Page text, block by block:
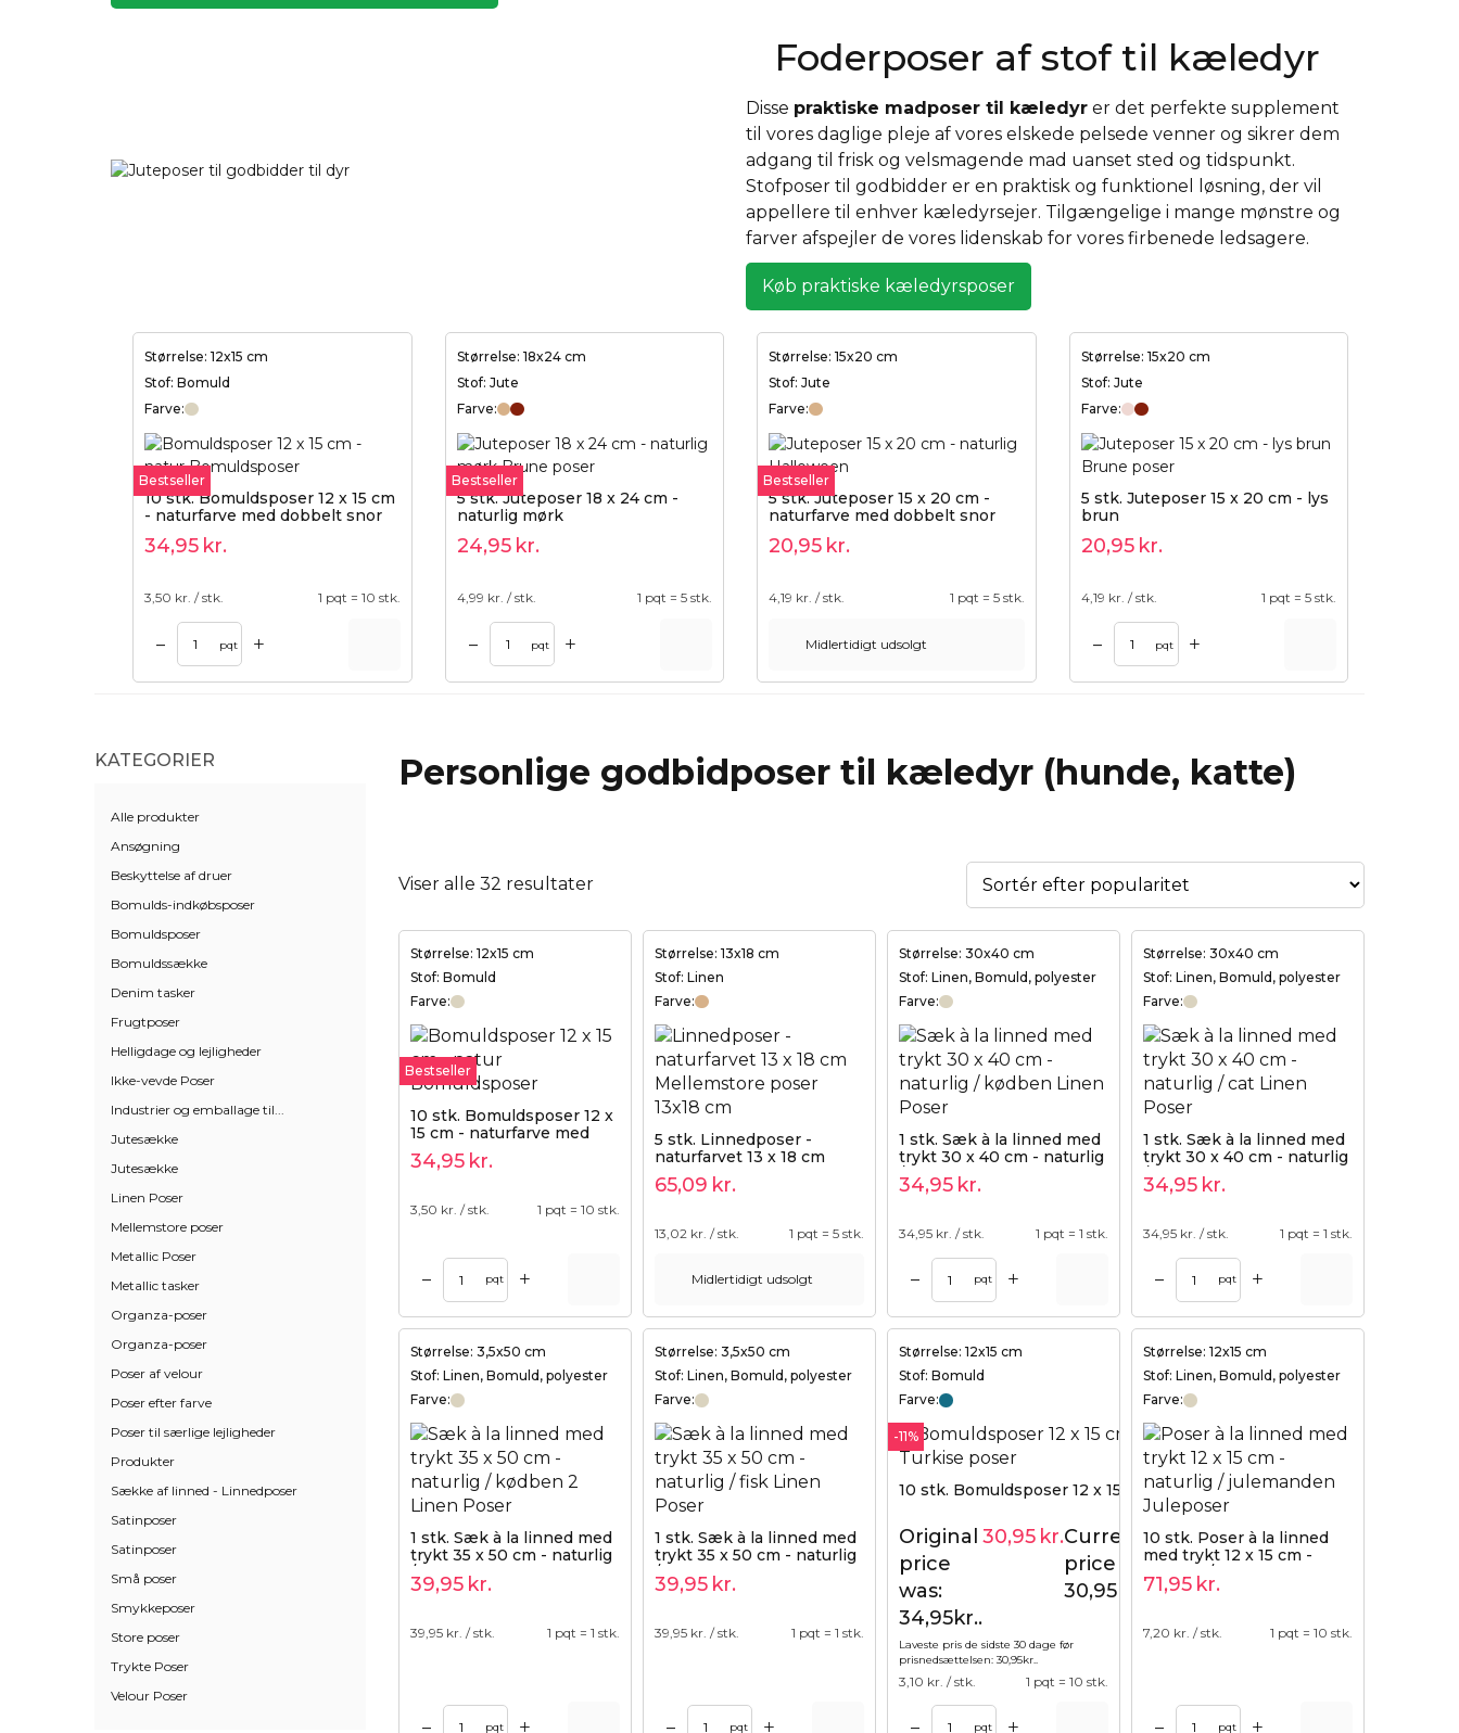
Foderposer af stof til kæledyr
Disse praktiske madposer til kæledyr er det perfekte supplement
til vores daglige pleje af vores elskede pelsede venner og sikrer dem
adgang til frisk og velsmagende mad uanset sted og tidspunkt.
Stofposer til godbidder er en praktisk og funktionel løsning, der vil
appellere til enhver kæledyrsejer. Tilgængelige i mange mønstre og
farver afspejler de vores lidenskab for vores firbenede ledsagere.
Køb praktiske kæledyrsposer
Størrelse: 12x15 cm
Stof: Bomuld
Farve:
Bestseller
10 stk. Bomuldsposer 12 x 15 cm
- naturfarve med dobbelt snor
34,95 kr.
3,50 kr. / stk. 1 pqt = 10 stk.
– pqt +
Størrelse: 18x24 cm
Stof: Jute
Farve:
Bestseller
5 stk. Juteposer 18 x 24 cm -
naturlig mørk
24,95 kr.
4,99 kr. / stk. 1 pqt = 5 stk.
– pqt +
Tilføj til kurv
Størrelse: 15x20 cm
Stof: Jute
Farve:
Bestseller
5 stk. Juteposer 15 x 20 cm -
naturfarve med dobbelt snor
20,95 kr.
4,19 kr. / stk. 1 pqt = 5 stk.
Midlertidigt udsolgt
Størrelse: 15x20 cm
Stof: Jute
Farve:
5 stk. Juteposer 15 x 20 cm - lys
brun
20,95 kr.
4,19 kr. / stk. 1 pqt = 5 stk.
– pqt +
Tilføj til kurv
Personlige godbidposer til kæledyr (hunde, katte)
Viser alle 32 resultater
Størrelse: 12x15 cm
Stof: Bomuld
Farve:
Bestseller
10 stk. Bomuldsposer 12 x
15 cm - naturfarve med
dobbelt snor
34,95 kr.
3,50 kr. / stk. 1 pqt = 10 stk.
– pqt +
Størrelse: 13x18 cm
Stof: Linen
Farve:
5 stk. Linnedposer -
naturfarvet 13 x 18 cm
65,09 kr.
13,02 kr. / stk. 1 pqt = 5 stk.
Midlertidigt udsolgt
Størrelse: 30x40 cm
Stof: Linen, Bomuld, polyester
Farve:
1 stk. Sæk à la linned med
trykt 30 x 40 cm - naturlig
/ kødben
34,95 kr.
34,95 kr. / stk. 1 pqt = 1 stk.
– pqt +
Tilføj til kurv
Størrelse: 30x40 cm
Stof: Linen, Bomuld, polyester
Farve:
1 stk. Sæk à la linned med
trykt 30 x 40 cm - naturlig
/ cat
34,95 kr.
34,95 kr. / stk. 1 pqt = 1 stk.
– pqt +
Tilføj til kurv
Størrelse: 3,5x50 cm
Stof: Linen, Bomuld, polyester
Farve:
1 stk. Sæk à la linned med
trykt 35 x 50 cm - naturlig
/ kødben 2
39,95 kr.
39,95 kr. / stk. 1 pqt = 1 stk.
– pqt +
Størrelse: 3,5x50 cm
Stof: Linen, Bomuld, polyester
Farve:
1 stk. Sæk à la linned med
trykt 35 x 50 cm - naturlig
/ fisk
39,95 kr.
39,95 kr. / stk. 1 pqt = 1 stk.
– pqt +
Størrelse: 12x15 cm
Stof: Bomuld
Farve:
-11%
10 stk. Bomuldsposer 12 x 15 cm - turkis
34,95 kr.
Original
price
was:
34,95kr..
30,95 kr.Current
price is:
30,95kr..
Laveste pris de sidste 30 dage før
prisnedsættelsen: 30,95kr..
3,10 kr. / stk. 1 pqt = 10 stk.
– pqt +
Tilføj til kurv
Størrelse: 12x15 cm
Stof: Linen, Bomuld, polyester
Farve:
10 stk. Poser à la linned
med trykt 12 x 15 cm -
naturlig / julemanden
71,95 kr.
7,20 kr. / stk. 1 pqt = 10 stk.
– pqt +
Tilføj til kurv
KATEGORIER
Alle produkter
Ansøgning
Beskyttelse af druer
Bomulds-indkøbsposer
Bomuldsposer
Bomuldssække
Denim tasker
Frugtposer
Helligdage og lejligheder
Ikke-vevde Poser
Industrier og emballage til...
Jutesække
Jutesække
Linen Poser
Mellemstore poser
Metallic Poser
Metallic tasker
Organza-poser
Organza-poser
Poser af velour
Poser efter farve
Poser til særlige lejligheder
Produkter
Sække af linned - Linnedposer
Satinposer
Satinposer
Små poser
Smykkeposer
Store poser
Trykte Poser
Velour Poser